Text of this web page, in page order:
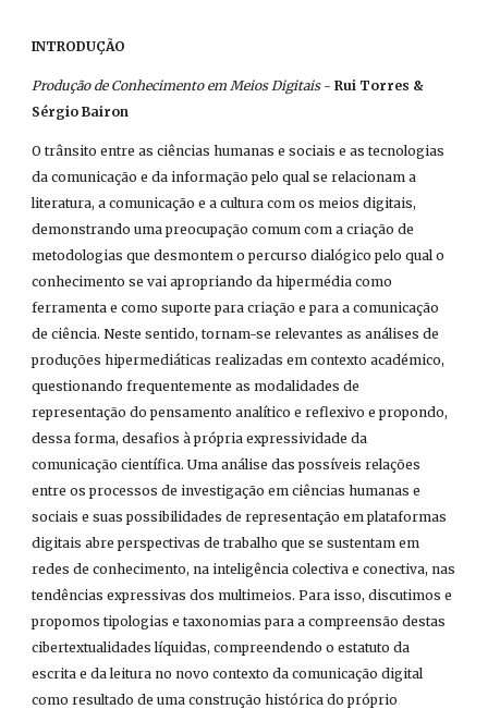
INTRODUÇÃO
Produção de Conhecimento em Meios Digitais - Rui Torres &
Sérgio Bairon
O trânsito entre as ciências humanas e sociais e as tecnologias
da comunicação e da informação pelo qual se relacionam a
literatura, a comunicação e a cultura com os meios digitais,
demonstrando uma preocupação comum com a criação de
metodologias que desmontem o percurso dialógico pelo qual o
conhecimento se vai apropriando da hipermédia como
ferramenta e como suporte para criação e para a comunicação
de ciência. Neste sentido, tornam-se relevantes as análises de
produções hipermediáticas realizadas em contexto académico,
questionando frequentemente as modalidades de
representação do pensamento analítico e reflexivo e propondo,
dessa forma, desafios à própria expressividade da
comunicação científica. Uma análise das possíveis relações
entre os processos de investigação em ciências humanas e
sociais e suas possibilidades de representação em plataformas
digitais abre perspectivas de trabalho que se sustentam em
redes de conhecimento, na inteligência colectiva e conectiva, nas
tendências expressivas dos multimeios. Para isso, discutimos e
propomos tipologias e taxonomias para a compreensão destas
cibertextualidades líquidas, compreendendo o estatuto da
escrita e da leitura no novo contexto da comunicação digital
como resultado de uma construção histórica do próprio